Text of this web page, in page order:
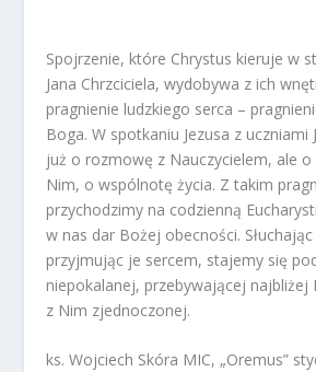
Spojrzenie, które Chrystus kieruje w
Jana Chrzciciela, wydobywa z ich
pragnienie ludzkiego serca –
Boga. W spotkaniu Jezusa z uczniami
już o rozmowę z Nauczycielem, ale
Nim, o wspólnotę życia. Z takim
przychodzimy na codzienną
w nas dar Bożej obecności.
przyjmując je sercem, stajemy się
niepokalanej, przebywającej najbliżej
z Nim zjednoczonej.
ks. Wojciech Skóra MIC, „Oremus”